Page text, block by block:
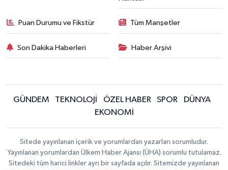
Puan Durumu ve Fikstür Tüm Manşetler
Son Dakika Haberleri Haber Arşivi
GÜNDEM TEKNOLOJİ ÖZEL HABER SPOR
DÜNYA
EKONOMİ
Sitede yayınlanan içerik ve yorumlardan yazarları sorumludur.
Yayınlanan yorumlardan Ülkem Haber Ajansı (ÜHA) sorumlu tutulamaz.
Sitedeki tüm harici linkler ayrı bir sayfada açılır. Sitemizde yayınlanan